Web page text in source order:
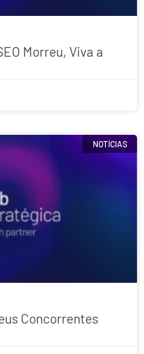
Morreu, Viva a
NOTÍCIAS
Concorrentes